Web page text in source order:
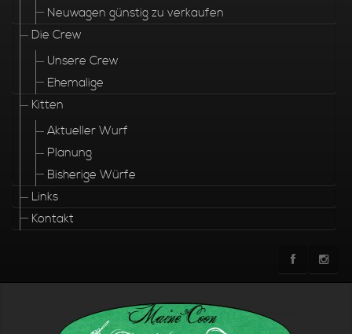
Neuwagen günstig zu verkaufen
Die Crew
Unsere Crew
Ehemalige
Kitten
Aktueller Wurf
Planung
Bisherige Würfe
Links
Kontakt